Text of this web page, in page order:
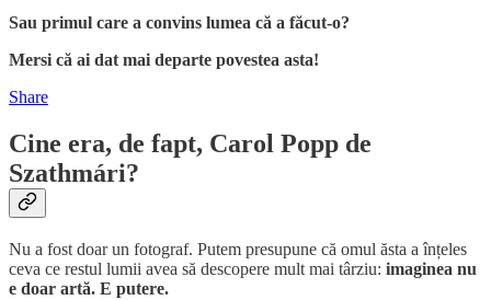
Sau primul care a convins lumea că a făcut-o?
Mersi că ai dat mai departe povestea asta!
Share
Cine era, de fapt, Carol Popp de
Szathmári?
Nu a fost doar un fotograf. Putem presupune că omul ăsta a înțeles
ceva ce restul lumii avea să descopere mult mai târziu: imaginea nu
e doar artă. E putere.